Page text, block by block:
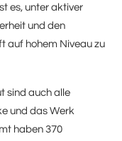
es, unter aktiver
und den
auf hohem Niveau zu
sind auch alle
und das Werk
haben 370